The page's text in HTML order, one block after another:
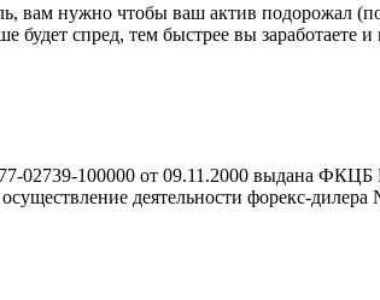
вам нужно чтобы ваш актив подорожал
спред, тем быстрее вы заработаете и
100000 от 09.11.2000 выдана ФКЦБ
деятельности форекс-дилера